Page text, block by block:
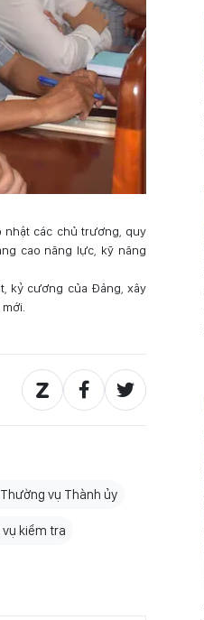
nhật các chủ trương, quy
cao năng lực, kỹ năng
kỷ cương của Đảng, xây
vụ Thành ủy
kiểm tra